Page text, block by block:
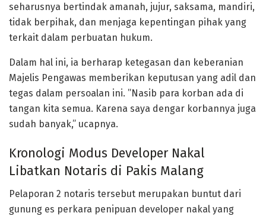
seharusnya bertindak amanah, jujur, saksama, mandiri,
tidak berpihak, dan menjaga kepentingan pihak yang
terkait dalam perbuatan hukum.
Dalam hal ini, ia berharap ketegasan dan keberanian
Majelis Pengawas memberikan keputusan yang adil dan
tegas dalam persoalan ini. ”Nasib para korban ada di
tangan kita semua. Karena saya dengar korbannya juga
sudah banyak,” ucapnya.
Kronologi Modus Developer Nakal
Libatkan Notaris di Pakis Malang
Pelaporan 2 notaris tersebut merupakan buntut dari
gunung es perkara penipuan developer nakal yang